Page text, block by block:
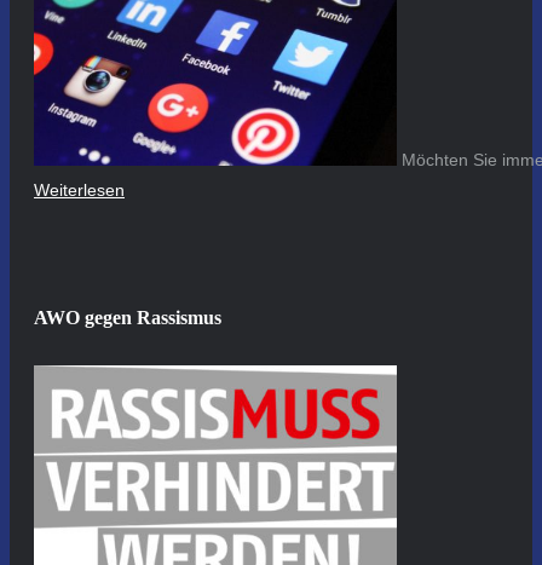
Möchten Sie
Weiterlesen
AWO gegen Rassismus